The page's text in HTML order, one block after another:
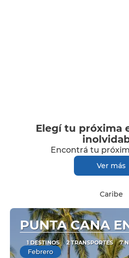
Elegí tu próxima
Encontrá tu
Ver más
Caribe
PUNTA CANA
1 DESTINOS 2 TRANSPORTES 7
Febrero